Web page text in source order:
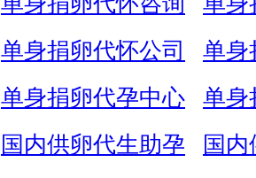
单身捐卵代怀公司
单身
单身捐卵代孕中心
单身
国内供卵代生助孕
国